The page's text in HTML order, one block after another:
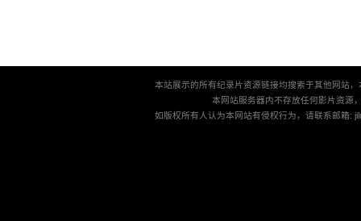
本站展示的所有纪录片资源链接均搜索于其他网站
本网站服务器内不存放任何影片资源
如版权所有人认为本网站有侵权行为，请联系邮箱: